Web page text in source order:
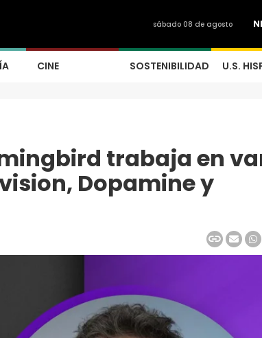
sábado 08 de agosto
CINE SOSTENIBILIDAD U.S.
trabaja en
Dopamine y